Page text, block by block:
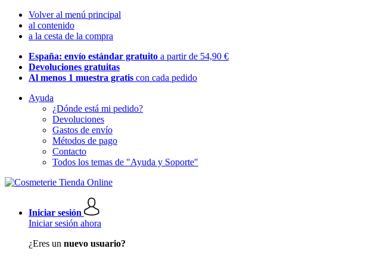
Volver al menú principal
al contenido
a la cesta de la compra
España: envío estándar gratuito a partir de 54,90 €
Devoluciones gratuitas
Al menos 1 muestra gratis con cada pedido
Ayuda
¿Dónde está mi pedido?
Devoluciones
Gastos de envío
Métodos de pago
Contacto
Todos los temas de "Ayuda y Soporte"
Iniciar sesión
Iniciar sesión ahora
¿Eres un nuevo usuario?